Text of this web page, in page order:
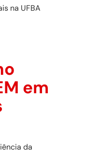
na UFBA
em
da